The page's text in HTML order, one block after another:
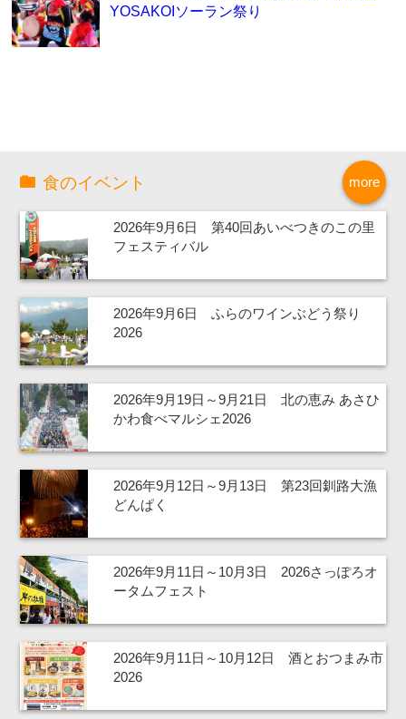
YOSAKOIソーラン祭り
more
食のイベント
2026年9月6日 第40回あいべつきのこの里
フェスティバル
2026年9月6日 ふらのワインぶどう祭り
2026
2026年9月19日～9月21日 北の恵み あさひ
かわ食べマルシェ2026
2026年9月12日～9月13日 第23回釧路大漁
どんぱく
2026年9月11日～10月3日 2026さっぽろオ
ータムフェスト
2026年9月11日～10月12日 酒とおつまみ市
2026